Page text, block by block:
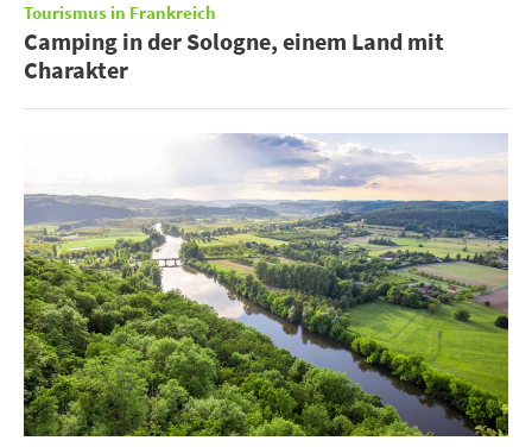
Tourismus in Frankreich
Camping in der Sologne, einem Land mit
Charakter